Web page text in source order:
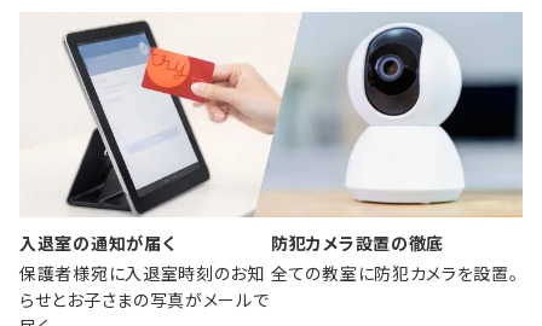
入退室の通知が届く
保護者様宛に入退室時刻のお知
らせとお子さまの写真がメールで
防犯カメラ設置の徹底
全ての教室に防犯カメラを設置。